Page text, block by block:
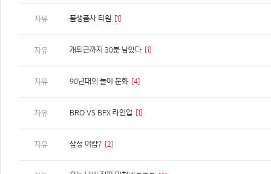
자유 폼생폼사 티원 [1]
자유 개퇴근까지 30분 남았다 [1]
자유 90년대의 놀이 문화 [4]
자유 BRO VS BFX 라인업 [1]
자유 삼성 어캄? [2]